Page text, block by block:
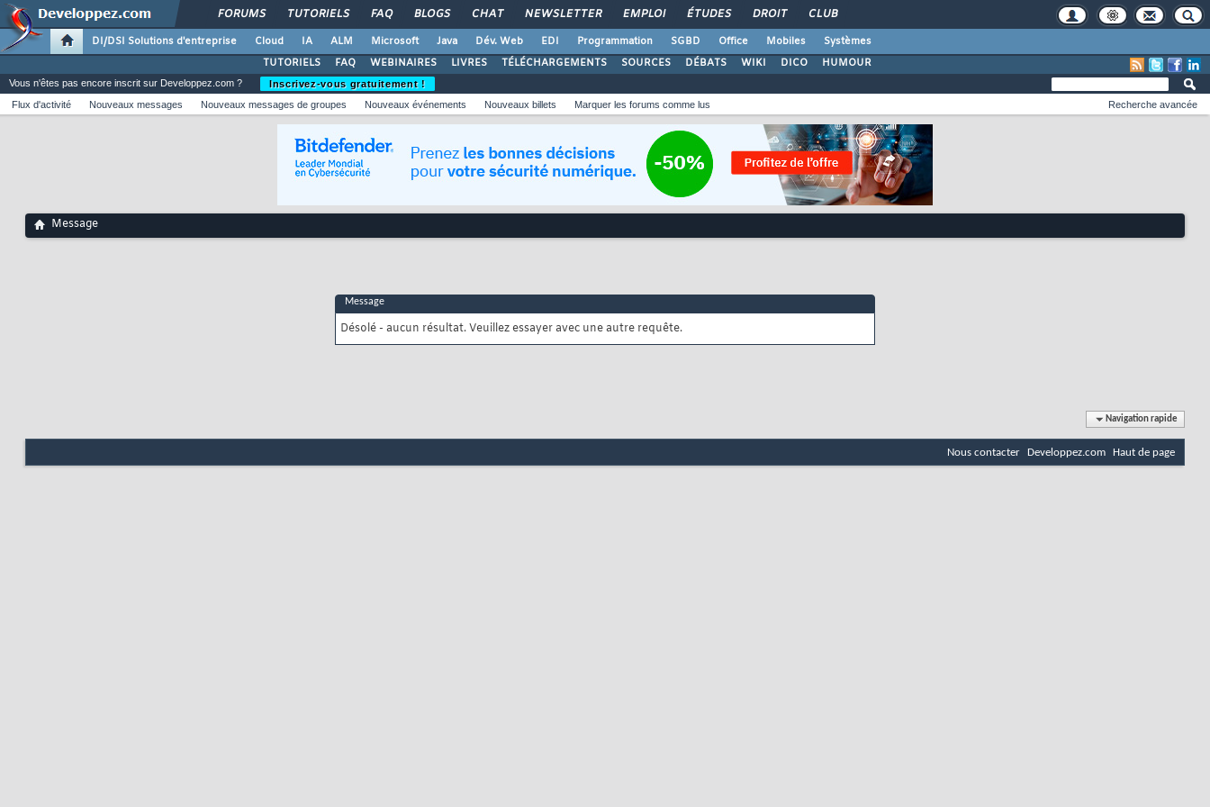
FORUMS TUTORIELS FAQ BLOGS CHAT NEWSLETTER EMPLOI ÉTUDES DROIT CLUB
DI/DSI Solutions d'entreprise Cloud IA ALM Microsoft Java Dév. Web EDI Programmation SGBD Office Mobiles
Systèmes
TUTORIELS
FAQ WEBINAIRES LIVRES TÉLÉCHARGEMENTS SOURCES DÉBATS WIKI DICO HUMOUR
Vous n'êtes pas encore inscrit sur Developpez.com ?
Inscrivez-vous gratuitement !
Flux d'activité
Nouveaux messages Nouveaux messages de groupes Nouveaux événements Nouveaux billets Marquer les forums comme lus Recherche avancée
Message
Message
Désolé - aucun résultat. Veuillez essayer avec une autre requête.
Navigation rapide
Nous contacter Developpez.com Haut de page